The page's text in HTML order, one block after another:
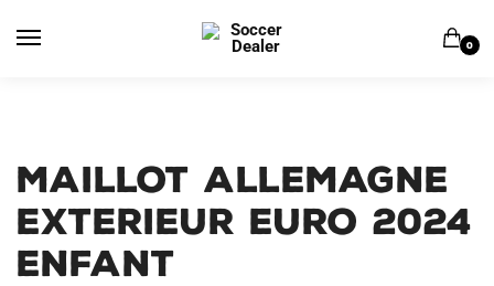
0
Maillot Allemagne
Exterieur Euro 2024
Enfant